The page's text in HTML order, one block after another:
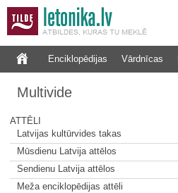
Enciklopēdijas Vārdnīcas
Multivide
ATTĒLI
Latvijas kultūrvides takas
Mūsdienu Latvija attēlos
Sendienu Latvija attēlos
Meža enciklopēdijas attēli